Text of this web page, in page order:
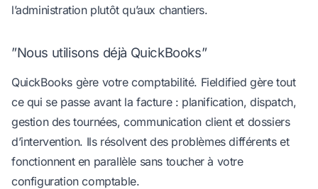
l’administration plutôt qu’aux chantiers.
”Nous utilisons déjà QuickBooks”
QuickBooks gère votre comptabilité. Fieldified gère tout
ce qui se passe avant la facture : planification, dispatch,
gestion des tournées, communication client et dossiers
d’intervention. Ils résolvent des problèmes différents et
fonctionnent en parallèle sans toucher à votre
configuration comptable.